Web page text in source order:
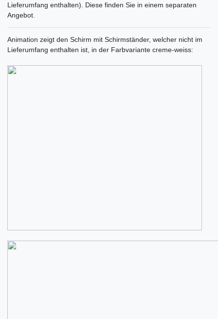
Lieferumfang enthalten). Diese finden Sie in einem separaten
Angebot.
Animation zeigt den Schirm mit Schirmständer, welcher nicht im
Lieferumfang enthalten ist, in der Farbvariante creme-weiss: